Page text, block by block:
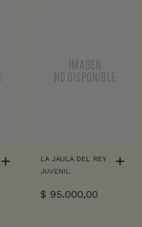
LA JAULA DEL REY
JUVENIL
$ 95.000,00